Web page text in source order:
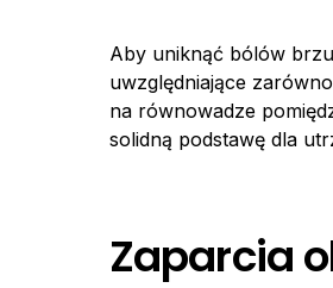
Aby uniknąć bólów
uwzględniające
na równowadze
solidną podstawę dla
Zaparcia